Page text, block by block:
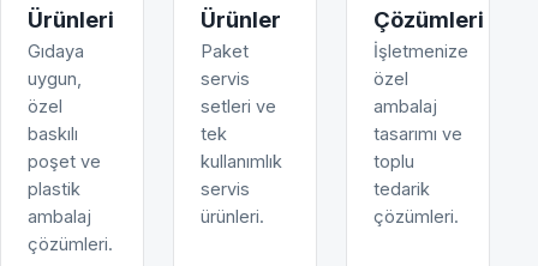
Ürünleri
Gıdaya
uygun,
özel
baskılı
poşet ve
plastik
ambalaj
çözümleri.
Ürünler
Paket
servis
setleri ve
tek
kullanımlık
servis
ürünleri.
Çözümleri
İşletmenize
özel
ambalaj
tasarımı ve
toplu
tedarik
çözümleri.